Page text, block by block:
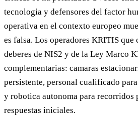
tecnologia y defensores del factor
operativa en el contexto europeo
es falsa. Los operadores KRITIS que
deberes de NIS2 y de la Ley Marco
complementarias: camaras
persistente, personal cualificado
y robotica autonoma para recorridos
respuestas iniciales.